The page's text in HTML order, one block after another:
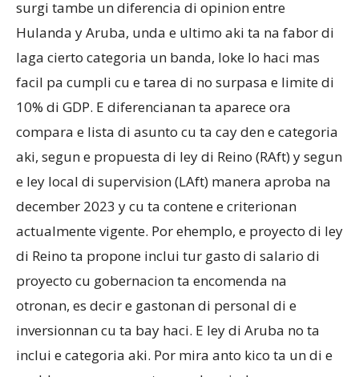
surgi tambe un diferencia di opinion entre
Hulanda y Aruba, unda e ultimo aki ta na fabor di
laga cierto categoria un banda, loke lo haci mas
facil pa cumpli cu e tarea di no surpasa e limite di
10% di GDP. E diferencianan ta aparece ora
compara e lista di asunto cu ta cay den e categoria
aki, segun e propuesta di ley di Reino (RAft) y segun
e ley local di supervision (LAft) manera aproba na
december 2023 y cu ta contene e criterionan
actualmente vigente. Por ehemplo, e proyecto di ley
di Reino ta propone inclui tur gasto di salario di
proyecto cu gobernacion ta encomenda na
otronan, es decir e gastonan di personal di e
inversionnan cu ta bay haci. E ley di Aruba no ta
inclui e categoria aki. Por mira anto kico ta un di e